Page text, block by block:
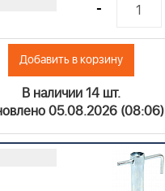
-
Добавить в корзину
В наличии 14 шт.
05.08.2026 (08:06)